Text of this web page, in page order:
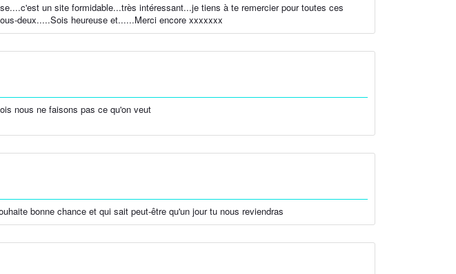
un site formidable...très intéressant...je tiens à te remercier pour toutes ces
deux.....Sois heureuse et......Merci encore xxxxxxx
nous ne faisons pas ce qu'on veut
bonne chance et qui sait peut-être qu'un jour tu nous reviendras